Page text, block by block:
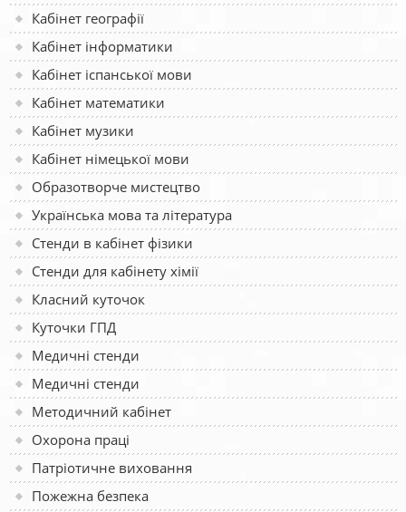
Кабінет географії
Кабінет інформатики
Кабінет іспанської мови
Кабінет математики
Кабінет музики
Кабінет німецької мови
Образотворче мистецтво
Українська мова та література
Стенди в кабінет фізики
Стенди для кабінету хімії
Класний куточок
Куточки ГПД
Медичні стенди
Медичні стенди
Методичний кабінет
Охорона праці
Патріотичне виховання
Пожежна безпека